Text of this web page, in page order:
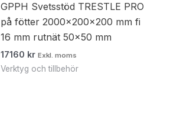
GPPH Svetsstöd TRESTLE PRO
på fötter 2000x200x200 mm fi
16 mm rutnät 50×50 mm
17160 kr Exkl. moms
Verktyg och tillbehör